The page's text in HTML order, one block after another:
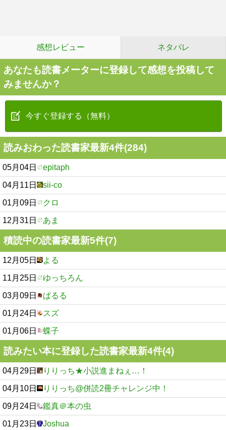
感想レビュー ネタバレ
あなたも読書メーターに登録して感想を投稿して
みませんか？
今すぐ登録する（無料）
読みおわった読書家最新4件(284)
05月04日 epitaph
04月11日 sii-co
01月09日 クロ
12月31日 あま
積読中の読書家最新5件(7)
12月05日 よる
11月25日 ゆっちろん
03月09日 ぱるる
01月24日 スズ
01月06日 蝶子
読みたい本に登録した読書家最新4件(4)
04月29日 りりっち★小説進まねぇ…！
04月10日 りりっち@併読2冊チャレンジ中！
09月24日 鑑真＠本の虫
01月23日 Joshua